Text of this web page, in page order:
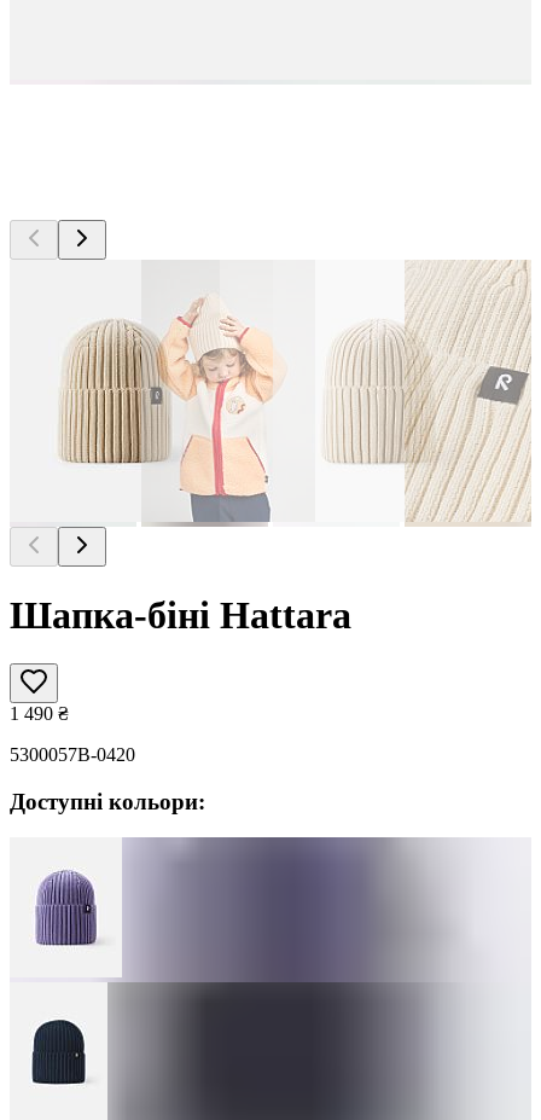
Шапка-біні Hattara
1 490 ₴
5300057B-0420
Доступні кольори: